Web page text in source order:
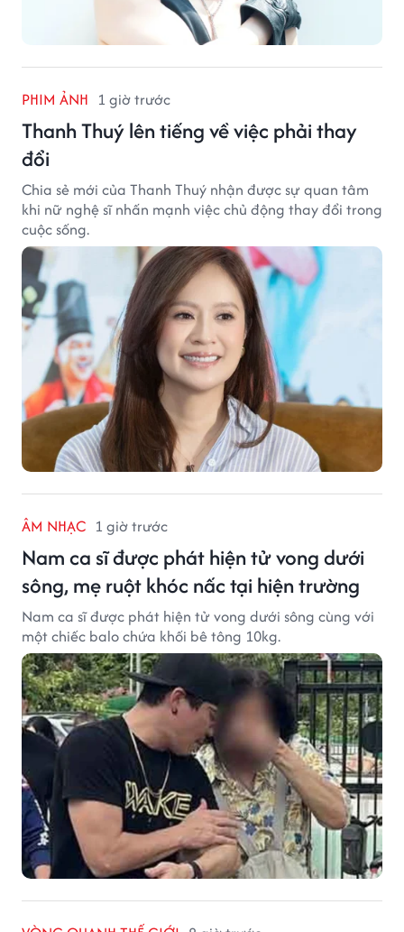
PHIM ẢNH 1 giờ trước
Thanh Thuý lên tiếng về việc phải thay
đổi
Chia sẻ mới của Thanh Thuý nhận được sự quan tâm
khi nữ nghệ sĩ nhấn mạnh việc chủ động thay đổi trong
cuộc sống.
ÂM NHẠC 1 giờ trước
Nam ca sĩ được phát hiện tử vong dưới
sông, mẹ ruột khóc nấc tại hiện trường
Nam ca sĩ được phát hiện tử vong dưới sông cùng với
một chiếc balo chứa khối bê tông 10kg.